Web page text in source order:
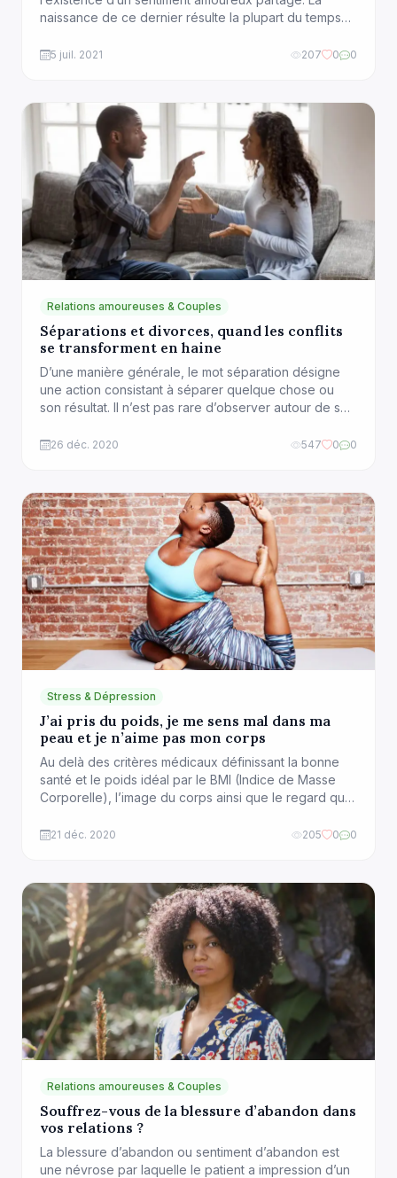
naissance de ce dernier résulte la plupart du temps
d’une rencontre. Elle résulte également de l’évolution
[…]
5 juil. 2021 207 0 0
Relations amoureuses & Couples
Séparations et divorces, quand les conflits
se transforment en haine
D’une manière générale, le mot séparation désigne
une action consistant à séparer quelque chose ou
son résultat. Il n’est pas rare d’observer autour de soi
et des règlements de comptes qui vont au delà des
26 déc. 2020 547 0 0
Stress & Dépression
J’ai pris du poids, je me sens mal dans ma
peau et je n’aime pas mon corps
Au delà des critères médicaux définissant la bonne
santé et le poids idéal par le BMI (Indice de Masse
Corporelle), l’image du corps ainsi que le regard que
par ce que nous considérons comme étant une
21 déc. 2020 205 0 0
Relations amoureuses & Couples
Souffrez-vous de la blessure d’abandon dans
vos relations ?
La blessure d’abandon ou sentiment d’abandon est
une névrose par laquelle le patient a impression d’un